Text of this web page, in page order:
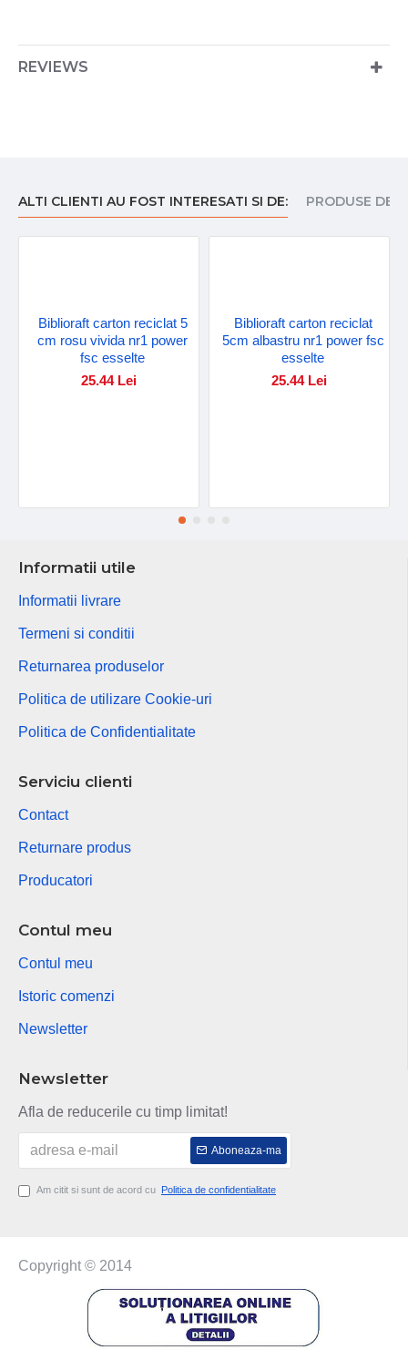
REVIEWS
ALTI CLIENTI AU FOST INTERESATI SI DE: PRODUSE DE
Biblioraft carton reciclat 5
cm rosu vivida nr1 power
fsc esselte
25.44 Lei
Biblioraft carton reciclat
5cm albastru nr1 power fsc
esselte
25.44 Lei
Informatii utile
Informatii livrare
Termeni si conditii
Returnarea produselor
Politica de utilizare Cookie-uri
Politica de Confidentialitate
Serviciu clienti
Contact
Returnare produs
Producatori
Contul meu
Contul meu
Istoric comenzi
Newsletter
Newsletter
Afla de reducerile cu timp limitat!
Aboneaza-ma
Am citit si sunt de acord cu Politica de confidentialitate
Copyright © 2014